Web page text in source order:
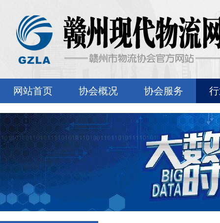
网站首页 协会概况 协会服务